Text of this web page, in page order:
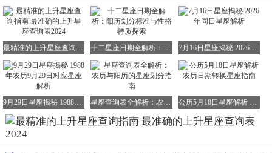
地方的人，上升星座也可能存在差异。上升星座在占星学中
的地位极为重要，它是指在我们出生时，东方地平线上正在
升起的那个星座，属于黄道十二星座之一。上升星座对于我
们认识自己起着关键作用，不同的上升星座所展现出的气质
和行为有着明显区别（暂不考虑其他相位、宫位等因素的影
响）。网络上“25岁或者30岁之后你就变成你上升星座”的说
法不够准确，上升星座从我们出生时就开始产生影响，并非
在某个年龄段突然显现。这里再次为大家提供简易上升星座
速查表，方便大多数人快速查询（依据阳历出生月份和时
间）。
最精准的上升星座查询指南 最准确的上升星座查询表2024 十二星座日期全解析：阳历划分标准与性格特质探索 7月16日星座揭秘 2026年同日星座解析
9月29日星座揭秘 1988年农历9月29日对应星座解析 星座查询表全解析：农历与阳历的星座划分指南 公历5月18日星座解析 农历日期转换星座指南